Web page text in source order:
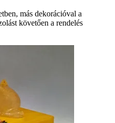
más dekorációval a
követően a rendelés